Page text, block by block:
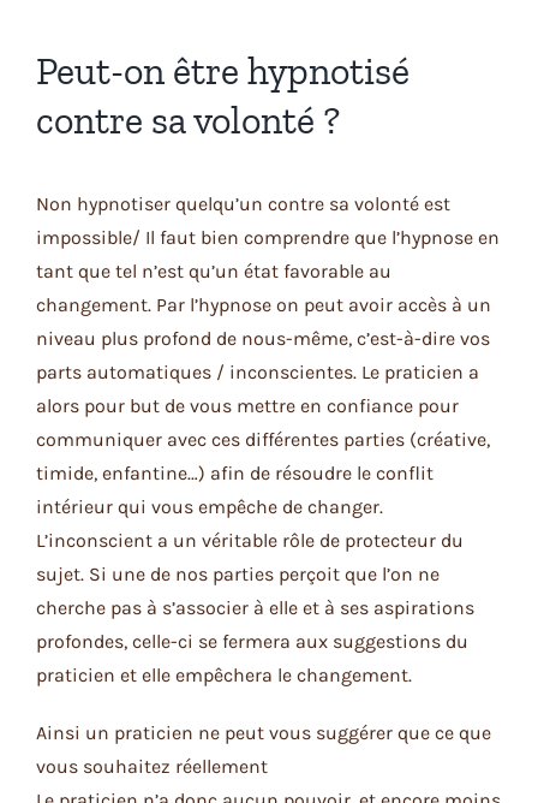
Peut-on être hypnotisé
contre sa volonté ?
Non hypnotiser quelqu’un contre sa volonté est
impossible/ Il faut bien comprendre que l’hypnose en
tant que tel n’est qu’un état favorable au
changement. Par l’hypnose on peut avoir accès à un
niveau plus profond de nous-même, c’est-à-dire vos
parts automatiques / inconscientes. Le praticien a
alors pour but de vous mettre en confiance pour
communiquer avec ces différentes parties (créative,
timide, enfantine…) afin de résoudre le conflit
intérieur qui vous empêche de changer.
L’inconscient a un véritable rôle de protecteur du
sujet. Si une de nos parties perçoit que l’on ne
cherche pas à s’associer à elle et à ses aspirations
profondes, celle-ci se fermera aux suggestions du
praticien et elle empêchera le changement.
Ainsi un praticien ne peut vous suggérer que ce que
vous souhaitez réellement